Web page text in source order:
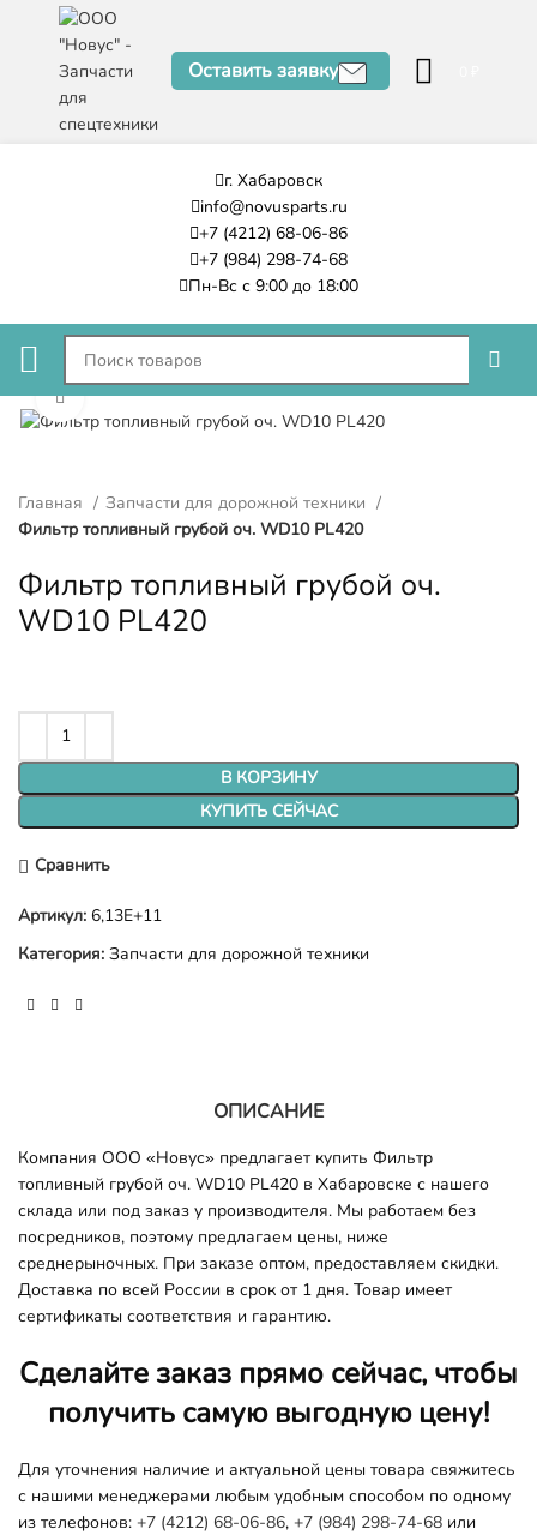
Оставить заявку
г. Хабаровск
info@novusparts.ru
+7 (4212) 68-06-86
+7 (984) 298-74-68
Пн-Вс с 9:00 до 18:00
Нажмите, чтобы увеличить
Главная
Запчасти для дорожной техники
Фильтр топливный грубой оч. WD10 PL420
Фильтр топливный грубой оч.
WD10 PL420
В КОРЗИНУ
КУПИТЬ СЕЙЧАС
Сравнить
Артикул: 6,13E+11
Категория: Запчасти для дорожной техники
ОПИСАНИЕ
Компания ООО «Новус» предлагает купить Фильтр
топливный грубой оч. WD10 PL420 в Хабаровске с нашего
склада или под заказ у производителя. Мы работаем без
посредников, поэтому предлагаем цены, ниже
среднерыночных. При заказе оптом, предоставляем скидки.
Доставка по всей России в срок от 1 дня. Товар имеет
сертификаты соответствия и гарантию.
Сделайте заказ прямо сейчас, чтобы
получить самую выгодную цену!
Для уточнения наличие и актуальной цены товара свяжитесь
с нашими менеджерами любым удобным способом по одному
из телефонов: +7 (4212) 68-06-86, +7 (984) 298-74-68 или